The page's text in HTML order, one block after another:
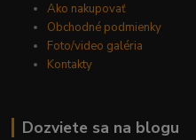
Ako nakupovať
Obchodné podmienky
Foto/video galéria
Kontakty
Dozviete sa na blogu